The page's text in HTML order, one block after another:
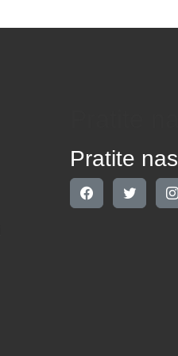
Pratite nas